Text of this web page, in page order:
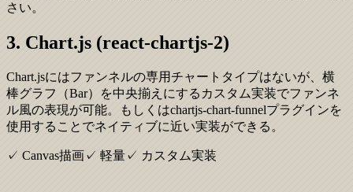
さい。
3. Chart.js (react-chartjs-2)
Chart.jsにはファンネルの専用チャートタイプはないが、横
棒グラフ（Bar）を中央揃えにするカスタム実装でファンネ
ル風の表現が可能。もしくはchartjs-chart-funnelプラグインを
使用することでネイティブに近い実装ができる。
✓ Canvas描画✓ 軽量✓ カスタム実装